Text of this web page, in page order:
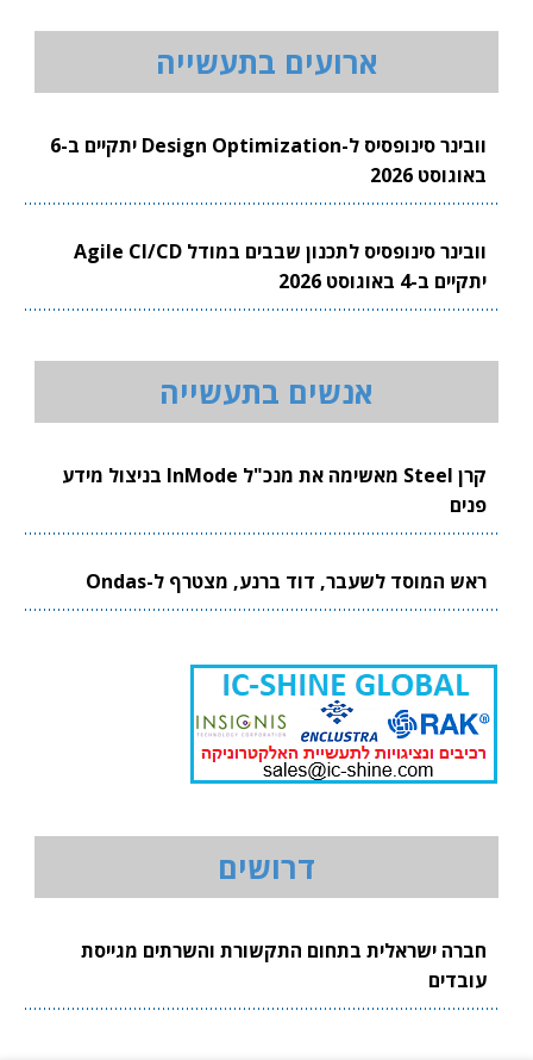
ארועים בתעשייה
וובינר סינופסיס ל-Design Optimization יתקיים ב-6
באוגוסט 2026
וובינר סינופסיס לתכנון שבבים במודל Agile CI/CD
יתקיים ב-4 באוגוסט 2026
אנשים בתעשייה
קרן Steel מאשימה את מנכ"ל InMode בניצול מידע
פנים
ראש המוסד לשעבר, דוד ברנע, מצטרף ל-Ondas
דרושים
חברה ישראלית בתחום התקשורת והשרתים מגייסת
עובדים